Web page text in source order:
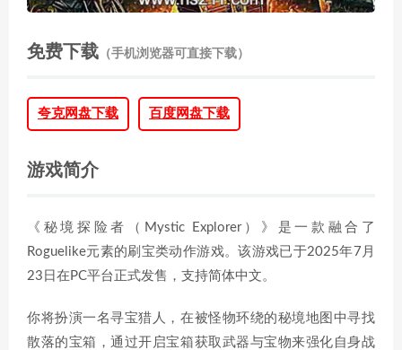
免费下载 （手机浏览器可直接下载）
夸克网盘下载 百度网盘下载
游戏简介
《秘境探险者（Mystic Explorer）》是一款融合了
Roguelike元素的刷宝类动作游戏。该游戏已于2025年7月
23日在PC平台正式发售，支持简体中文。
你将扮演一名寻宝猎人，在被怪物环绕的秘境地图中寻找
散落的宝箱，通过开启宝箱获取武器与宝物来强化自身战